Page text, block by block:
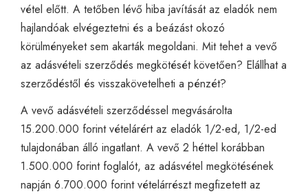
vétel előtt. A tetőben lévő hiba javítását az eladók nem
hajlandóak elvégeztetni és a beázást okozó
körülményeket sem akarták megoldani. Mit tehet a vevő
az adásvételi szerződés megkötését követően? Elállhat a
szerződéstől és visszakövetelheti a pénzét?
A vevő adásvételi szerződéssel megvásárolta
15.200.000 forint vételárért az eladók 1/2-ed, 1/2-ed
tulajdonában álló ingatlant. A vevő 2 héttel korábban
1.500.000 forint foglalót, az adásvétel megkötésének
napján 6.700.000 forint vételárrészt megfizetett az